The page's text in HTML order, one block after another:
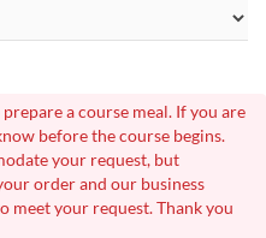
a course meal. If you are
before the course begins.
your request, but
order and our business
meet your request. Thank you